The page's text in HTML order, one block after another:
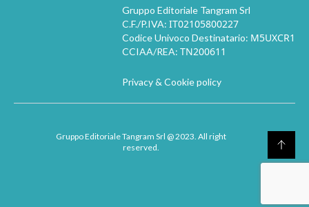
Gruppo Editoriale Tangram Srl
C.F./P.IVA: IT02105800227
Codice Univoco Destinatario: M5UXCR1
CCIAA/REA: TN200611
Privacy & Cookie policy
Gruppo Editoriale Tangram Srl @ 2023. All right
reserved.